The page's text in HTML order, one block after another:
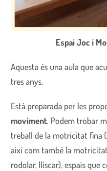
Espai Joc i
Aquesta és una aula que
tres anys.
Està preparada per les
moviment. Podem trobar
treball de la motricitat fina
així com també la
rodolar, lliscar), espais que